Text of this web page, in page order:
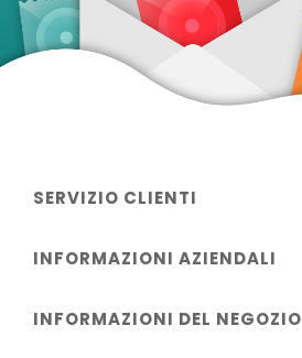
SERVIZIO CLIENTI
INFORMAZIONI AZIENDALI
INFORMAZIONI DEL NEGOZIO